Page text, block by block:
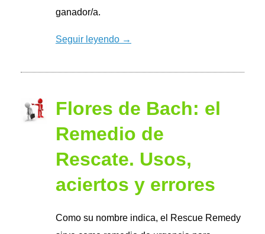
ganador/a.
Seguir leyendo →
Flores de Bach: el
Remedio de
Rescate. Usos,
aciertos y errores
Como su nombre indica, el Rescue Remedy